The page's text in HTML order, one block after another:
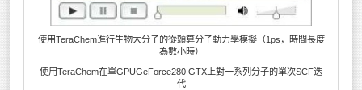
使用TeraChem進行生物大分子的從頭算分子動力學模擬（1ps，時間長度
為數小時）
使用TeraChem在單GPUGeForce280 GTX上對一系列分子的單次SCF迭
代